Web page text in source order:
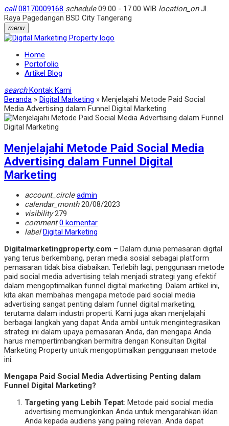
call08170009168 schedule09.00 - 17.00 WIB location_onJl.
Raya Pagedangan BSD City Tangerang
menu
Home
Portofolio
Artikel Blog
search Kontak Kami
Beranda » Digital Marketing » Menjelajahi Metode Paid Social
Media Advertising dalam Funnel Digital Marketing
Menjelajahi Metode Paid Social Media
Advertising dalam Funnel Digital
Marketing
account_circle admin
calendar_month20/08/2023
visibility279
comment 0 komentar
label Digital Marketing
Digitalmarketingproperty.com – Dalam dunia pemasaran digital
yang terus berkembang, peran media sosial sebagai platform
pemasaran tidak bisa diabaikan. Terlebih lagi, penggunaan metode
paid social media advertising telah menjadi strategi yang efektif
dalam mengoptimalkan funnel digital marketing. Dalam artikel ini,
kita akan membahas mengapa metode paid social media
advertising sangat penting dalam funnel digital marketing,
terutama dalam industri properti. Kami juga akan menjelajahi
berbagai langkah yang dapat Anda ambil untuk mengintegrasikan
strategi ini dalam upaya pemasaran Anda, dan mengapa Anda
harus mempertimbangkan bermitra dengan Konsultan Digital
Marketing Property untuk mengoptimalkan penggunaan metode
ini.
Mengapa Paid Social Media Advertising Penting dalam
Funnel Digital Marketing?
Targeting yang Lebih Tepat: Metode paid social media
advertising memungkinkan Anda untuk mengarahkan iklan
Anda kepada audiens yang paling relevan. Anda dapat